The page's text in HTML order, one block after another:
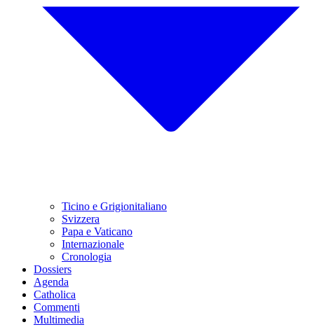
Ticino e Grigionitaliano
Svizzera
Papa e Vaticano
Internazionale
Cronologia
Dossiers
Agenda
Catholica
Commenti
Multimedia